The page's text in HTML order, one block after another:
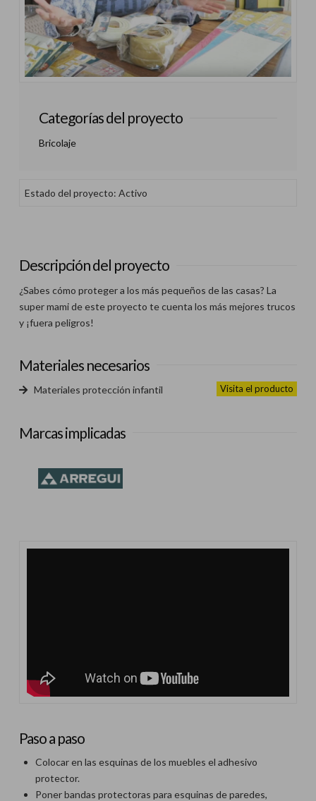
Categorías del proyecto
Bricolaje
Estado del proyecto: Activo
Descripción del proyecto
¿Sabes cómo proteger a los más pequeños de las casas? La
super mami de este proyecto te cuenta los más mejores trucos
y ¡fuera peligros!
Materiales necesarios
Materiales protección infantil Visita el producto
Marcas implicadas
Paso a paso
Colocar en las esquinas de los muebles el adhesivo
protector.
Poner bandas protectoras para esquinas de paredes,